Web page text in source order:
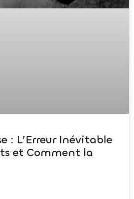
: L’Erreur Inévitable
et Comment la